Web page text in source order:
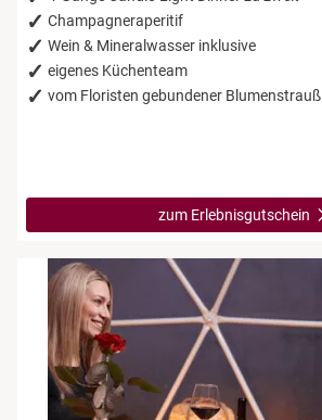
Champagneraperitif
Wein & Mineralwasser inklusive
eigenes Küchenteam
vom Floristen gebundener Blumenstrauß
zum Erlebnisgutschein